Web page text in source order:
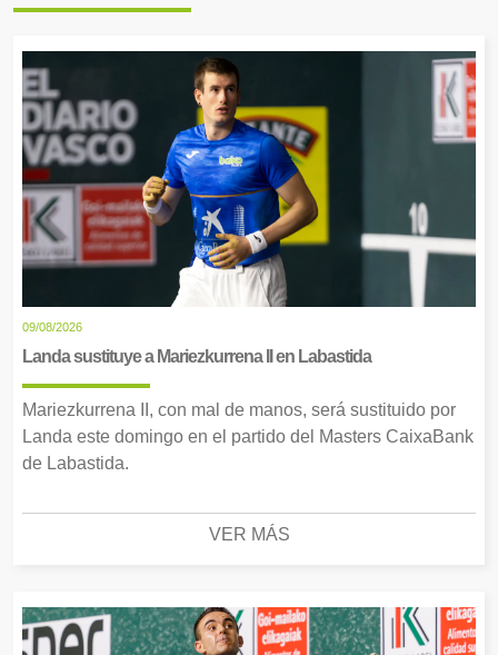
09/08/2026
Landa sustituye a Mariezkurrena II en Labastida
Mariezkurrena II, con mal de manos, será sustituido por
Landa este domingo en el partido del Masters CaixaBank
de Labastida.
VER MÁS